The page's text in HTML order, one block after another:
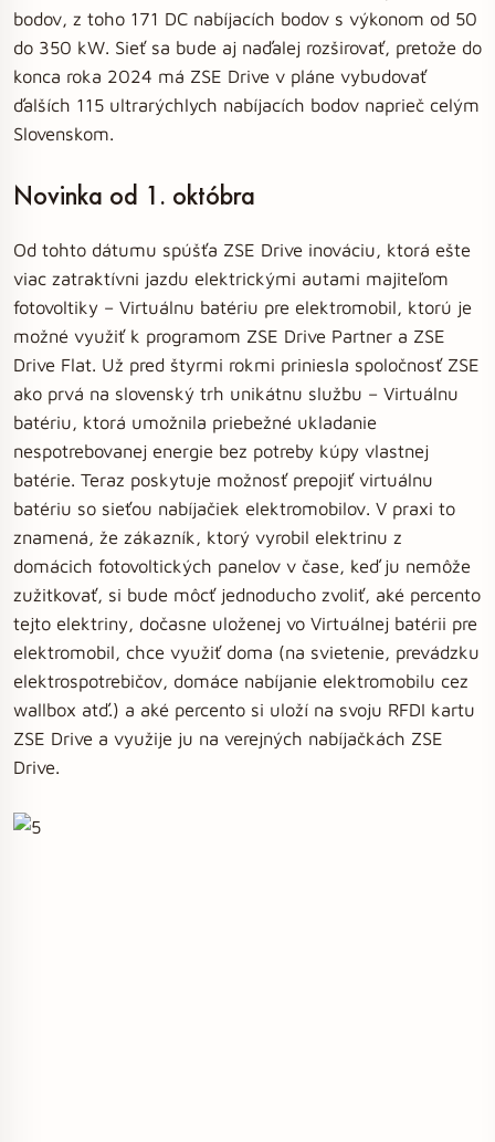
bodov, z toho 171 DC nabíjacích bodov s výkonom od 50
do 350 kW. Sieť sa bude aj naďalej rozširovať, pretože do
konca roka 2024 má ZSE Drive v pláne vybudovať
ďalších 115 ultrarýchlych nabíjacích bodov naprieč celým
Slovenskom.
Novinka od 1. októbra
Od tohto dátumu spúšťa ZSE Drive inováciu, ktorá ešte
viac zatraktívni jazdu elektrickými autami majiteľom
fotovoltiky – Virtuálnu batériu pre elektromobil, ktorú je
možné využiť k programom ZSE Drive Partner a ZSE
Drive Flat. Už pred štyrmi rokmi priniesla spoločnosť ZSE
ako prvá na slovenský trh unikátnu službu – Virtuálnu
batériu, ktorá umožnila priebežné ukladanie
nespotrebovanej energie bez potreby kúpy vlastnej
batérie. Teraz poskytuje možnosť prepojiť virtuálnu
batériu so sieťou nabíjačiek elektromobilov. V praxi to
znamená, že zákazník, ktorý vyrobil elektrinu z
domácich fotovoltických panelov v čase, keď ju nemôže
zužitkovať, si bude môcť jednoducho zvoliť, aké percento
tejto elektriny, dočasne uloženej vo Virtuálnej batérii pre
elektromobil, chce využiť doma (na svietenie, prevádzku
elektrospotrebičov, domáce nabíjanie elektromobilu cez
wallbox atď.) a aké percento si uloží na svoju RFDI kartu
ZSE Drive a využije ju na verejných nabíjačkách ZSE
Drive.